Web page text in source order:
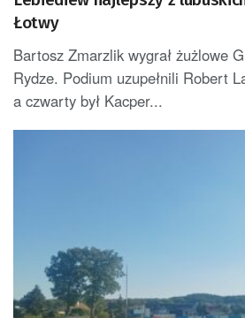
Łotwy
Bartosz Zmarzlik wygrał żużlowe
Rydze. Podium uzupełnili Robert
a czwarty był Kacper...